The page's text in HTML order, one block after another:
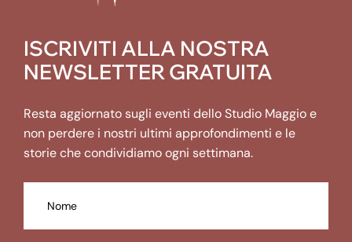
ISCRIVITI ALLA NOSTRA
NEWSLETTER GRATUITA
Resta aggiornato sugli eventi dello Studio Maggio e
non perdere i nostri ultimi approfondimenti e le
storie che condividiamo ogni settimana.